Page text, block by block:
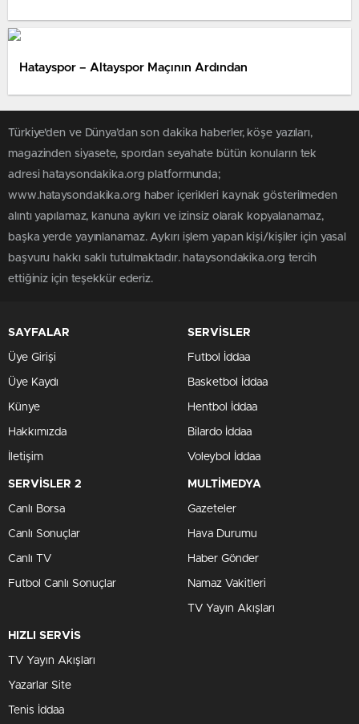
Hatayspor – Altayspor Maçının Ardından
Türkiye'den ve Dünya’dan son dakika haberler, köşe yazıları,
magazinden siyasete, spordan seyahate bütün konuların tek
adresi hataysondakika.org platformunda;
www.hataysondakika.org haber içerikleri kaynak gösterilmeden
alıntı yapılamaz, kanuna aykırı ve izinsiz olarak kopyalanamaz,
başka yerde yayınlanamaz. Aykırı işlem yapan kişi/kişiler için yasal
başvuru hakkı saklı tutulmaktadır. hataysondakika.org tercih
ettiğiniz için teşekkür ederiz.
SAYFALAR
Üye Girişi
Üye Kaydı
Künye
Hakkımızda
İletişim
SERVİSLER
Futbol İddaa
Basketbol İddaa
Hentbol İddaa
Bilardo İddaa
Voleybol İddaa
SERVİSLER 2
Canlı Borsa
Canlı Sonuçlar
Canlı TV
Futbol Canlı Sonuçlar
MULTİMEDYA
Gazeteler
Hava Durumu
Haber Gönder
Namaz Vakitleri
TV Yayın Akışları
HIZLI SERVİS
TV Yayın Akışları
Yazarlar Site
Tenis İddaa